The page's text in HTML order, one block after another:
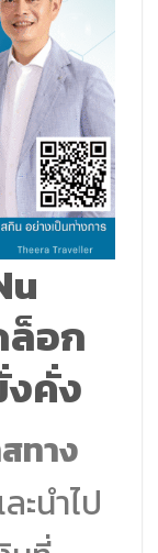
ล็อก
คั่ง
ทาง
ะนำไป